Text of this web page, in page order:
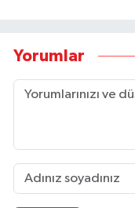
Yorumlar